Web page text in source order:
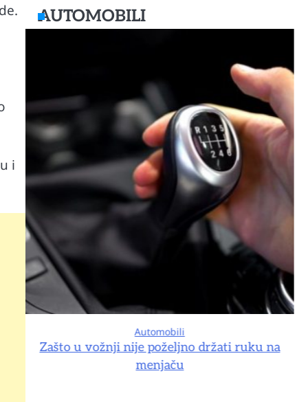
i
AUTOMOBILI
Automobili
Zašto u vožnji nije poželjno držati ruku na
menjaču